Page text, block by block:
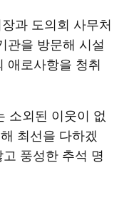
과 도의회 사무처
관을 방문해 시설
애로사항을 청취
소외된 이웃이 없
최선을 다하겠
풍성한 추석 명